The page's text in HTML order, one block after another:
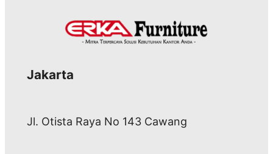
Jakarta
Jl. Otista Raya No 143 Cawang